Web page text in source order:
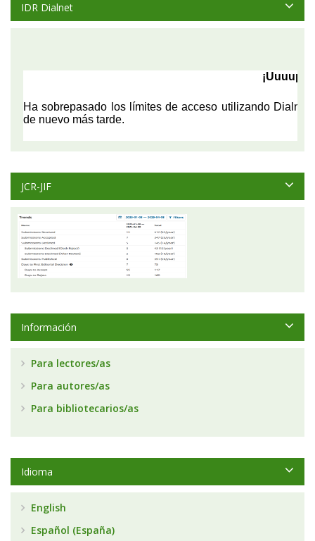
IDR Dialnet
JCR-JIF
Información
Para lectores/as
Para autores/as
Para bibliotecarios/as
Idioma
English
Español (España)